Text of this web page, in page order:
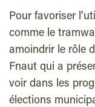
Pour favoriser
comme le
amoindrir le rôle
Fnaut qui a
voir dans les
élections